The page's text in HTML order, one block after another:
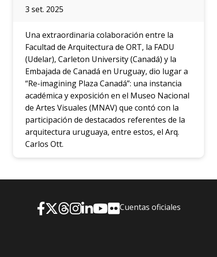
3 set. 2025
Una extraordinaria colaboración entre la
Facultad de Arquitectura de ORT, la FADU
(Udelar), Carleton University (Canadá) y la
Embajada de Canadá en Uruguay, dio lugar a
“Re-imagining Plaza Canadá”: una instancia
académica y exposición en el Museo Nacional
de Artes Visuales (MNAV) que contó con la
participación de destacados referentes de la
arquitectura uruguaya, entre estos, el Arq.
Carlos Ott.
Cuentas oficiales